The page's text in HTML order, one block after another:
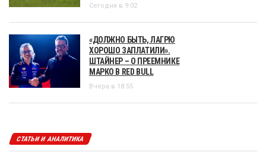
Сегодня в 9:02
«ДОЛЖНО БЫТЬ, ЛАГРЮ
ХОРОШО ЗАПЛАТИЛИ».
ШТАЙНЕР – О ПРЕЕМНИКЕ
МАРКО В RED BULL
Вчера в 18:55
СТАТЬИ И АНАЛИТИКА